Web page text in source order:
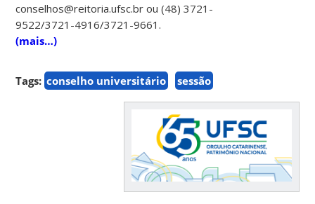
conselhos@reitoria.ufsc.br ou (48) 3721-
9522/3721-4916/3721-9661.
(mais…)
Tags: conselho universitário sessão